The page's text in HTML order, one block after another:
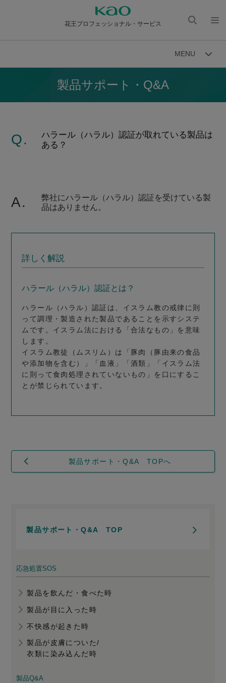
花王プロフェッショナル・サービス
く
MENU
製品サポート・Q&A
Q.
ハラール（ハラル）認証が取れている製品は
ある？
A.
弊社にハラール（ハラル）認証を受けている製
品はありません。
詳しく解説
ハラール（ハラル）認証とは？
ハラール（ハラル）認証は、イスラム教の戒律に則
って調理・製造された製品であることを示すシステ
ムです。イスラム法における「合法なもの」を意味
します。
イスラム教徒（ムスリム）は「豚肉（豚由来の食品
や添加物を含む）」「血液」「酒類」「イスラム法
に則って食肉処理されていないもの」を口にするこ
とが禁じられています。
製品サポート・Q&A TOPへ
製品サポート・Q&A TOP
応急処置SOS
製品を飲んだ・食べた時
製品が目に入った時
不快感が起きた時
製品が皮膚についた/
衣類に染み込んだ時
製品Q&A